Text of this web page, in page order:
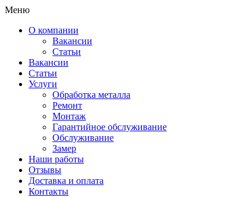
Меню
О компании
Вакансии
Статьи
Вакансии
Статьи
Услуги
Обработка металла
Ремонт
Монтаж
Гарантийное обслуживание
Обслуживание
Замер
Наши работы
Отзывы
Доставка и оплата
Контакты